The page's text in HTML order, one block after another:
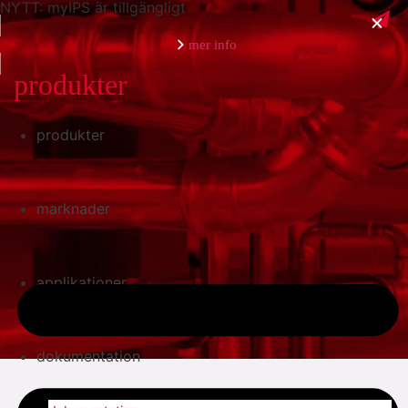
NYTT: myIPS är tillgängligt
mer info
stäng
produkter
marknader
applikationer
dokumentation
produkter